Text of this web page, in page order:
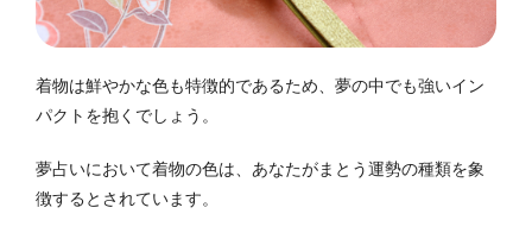
着物は鮮やかな色も特徴的であるため、夢の中でも強いイン
パクトを抱くでしょう。
夢占いにおいて着物の色は、あなたがまとう運勢の種類を象
徴するとされています。